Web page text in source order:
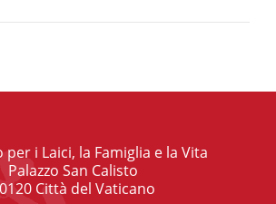
per i Laici, la Famiglia e la Vita
Palazzo San Calisto
Città del Vaticano